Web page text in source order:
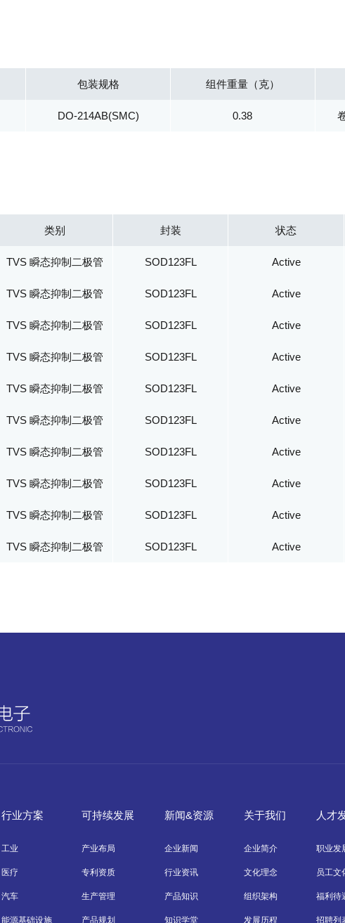
包装规格
DO-214AB(SMC)
组件重量（克）
0.38
类别 封装 状态
TVS 瞬态抑制二极管 SOD123FL Active
TVS 瞬态抑制二极管 SOD123FL Active
TVS 瞬态抑制二极管 SOD123FL Active
TVS 瞬态抑制二极管 SOD123FL Active
TVS 瞬态抑制二极管 SOD123FL Active
TVS 瞬态抑制二极管 SOD123FL Active
TVS 瞬态抑制二极管 SOD123FL Active
TVS 瞬态抑制二极管 SOD123FL Active
TVS 瞬态抑制二极管 SOD123FL Active
TVS 瞬态抑制二极管 SOD123FL Active
行业方案
工业
医疗
汽车
能源基础设施
可持续发展
产业布局
专利资质
生产管理
产品规划
新闻&资源
企业新闻
行业资讯
产品知识
知识学堂
关于我们
企业简介
文化理念
组织架构
发展历程
人才
职业发
员工文
福利待
招聘列